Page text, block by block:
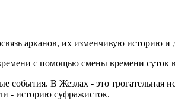
арканов, их изменчивую историю и
с помощью смены времени суток
события. В Жезлах - это
- историю суфражисток.